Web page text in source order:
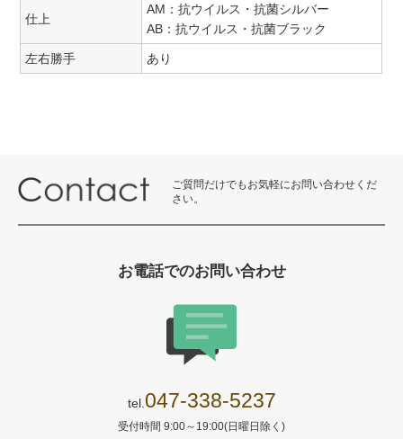
仕上
AM：抗ウイルス・抗菌シルバー
AB：抗ウイルス・抗菌ブラック
左右勝手 あり
ご質問だけでもお気軽にお問い合わせくだ
さい。
お電話でのお問い合わせ
tel. 047-338-5237
受付時間 9:00～19:00(日曜日除く)